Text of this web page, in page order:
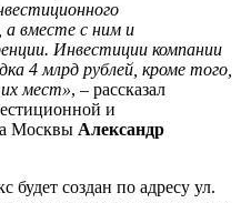
вместе с ним и
Инвестиции компании
4 млрд рублей, кроме того,
мест», – рассказал
и
Москвы Александр
создан по адресу ул.